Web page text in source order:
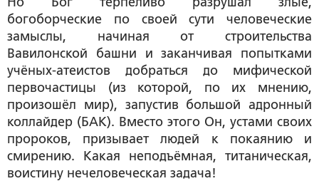
богоборческие по своей сути человеческие
замыслы, начиная от строительства
Вавилонской башни и заканчивая попытками
учёных-атеистов добраться до мифической
первочастицы (из которой, по их мнению,
произошёл мир), запустив большой адронный
коллайдер (БАК). Вместо этого Он, устами своих
пророков, призывает людей к покаянию и
смирению. Какая неподъёмная, титаническая,
воистину нечеловеческая задача!